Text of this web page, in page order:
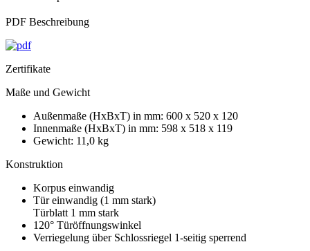
PDF Beschreibung
Zertifikate
Maße und Gewicht
Außenmaße (HxBxT) in mm: 600 x 520 x 120
Innenmaße (HxBxT) in mm: 598 x 518 x 119
Gewicht: 11,0 kg
Konstruktion
Korpus einwandig
Tür einwandig (1 mm stark)
Türblatt 1 mm stark
120° Türöffnungswinkel
Verriegelung über Schlossriegel 1-seitig sperrend